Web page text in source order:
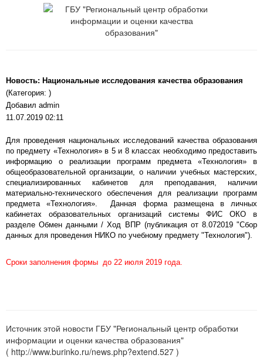
Новость: Национальные исследования качества образования
(Категория: )
Добавил admin
11.07.2019 02:11
Для проведения национальных исследований качества образования
по предмету «Технология» в 5 и 8 классах необходимо предоставить
информацию о реализации программ предмета «Технология» в
общеобразовательной организации, о наличии учебных мастерских,
специализированных кабинетов для преподавания, наличии
материально-технического обеспечения для реализации программ
предмета «Технология». Данная форма размещена в личных
кабинетах образовательных организаций системы ФИС ОКО в
разделе Обмен данными / Ход ВПР (публикация от 8.072019 "Сбор
данных для проведения НИКО по учебному предмету "Технология").
Сроки заполнения формы до 22 июля 2019 года.
Источник этой новости ГБУ "Региональный центр обработки
информации и оценки качества образования"
( http://www.burinko.ru/news.php?extend.527 )